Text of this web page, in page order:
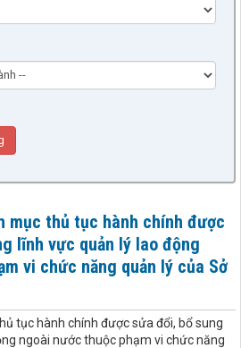
mục thủ tục hành chính được
lĩnh vực quản lý lao động
vi chức năng quản lý của Sở
tục hành chính được sửa đổi, bổ sung
ngoài nước thuộc phạm vi chức năng